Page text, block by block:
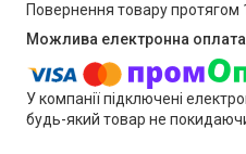
повернення товару протягом
У компанії підключені
будь-який товар не